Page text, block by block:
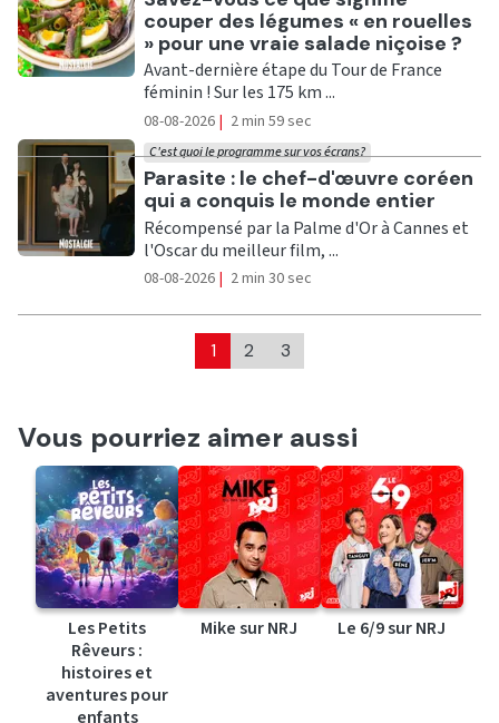
couper des légumes « en rouelles
» pour une vraie salade niçoise ?
Avant-dernière étape du Tour de France
féminin ! Sur les 175 km ...
08-08-2026 | 2 min 59 sec
Ecouter
Parasite : le chef-d'œuvre coréen
qui a conquis le monde entier
C'est quoi le programme sur vos écrans?
Récompensé par la Palme d'Or à Cannes et
l'Oscar du meilleur film, ...
08-08-2026 | 2 min 30 sec
1 2 3
Vous pourriez aimer aussi
Les Petits
Rêveurs :
histoires et
aventures pour
enfants
Mike sur NRJ Le 6/9 sur NRJ